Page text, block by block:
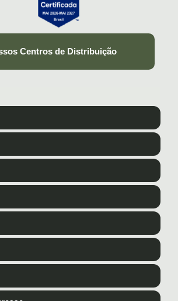
Centros de Distribuição